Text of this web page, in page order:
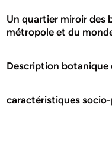
Un quartier miroir des
métropole et du
Description
caractéristiques